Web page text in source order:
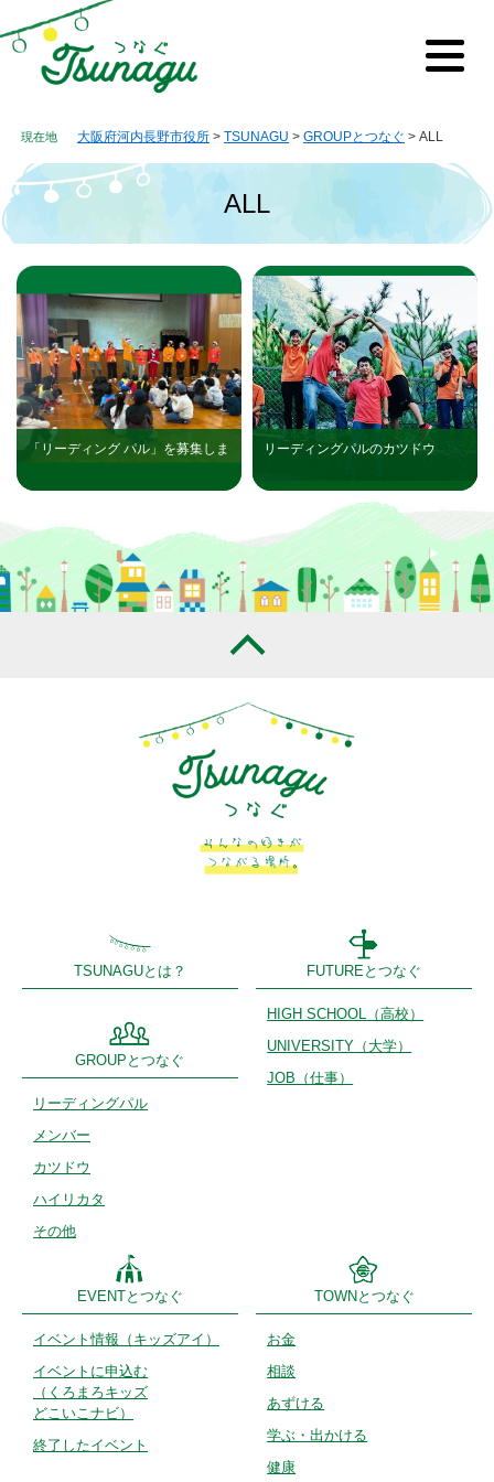
ー
ジ
す。
ニ
ュ
て
本
文
メ
大阪府河内長野市役所 > TSUNAGU > GROUPとつなぐ > ALL
ALL
「リーディング パル」を募集しま
す
リーディングパルのカツドウ
TSUNAGUとは？
GROUPとつなぐ
リーディングパル
メンバー
カツドウ
ハイリカタ
その他
FUTUREとつなぐ
HIGH SCHOOL （高校）
UNIVERSITY （大学）
JOB（仕事）
EVENTとつなぐ
イベント情報 （キッズアイ）
イベントに申込む
（くろまろキッズ
どこいこナビ）
終了したイベント
TOWNとつなぐ
お金
相談
あずける
学ぶ・出かける
健康